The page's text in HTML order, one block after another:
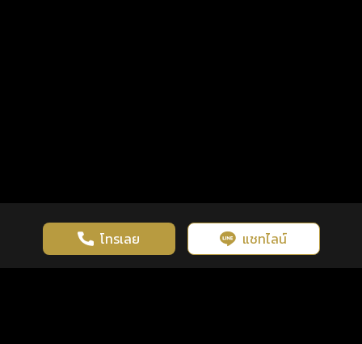
โทรเลย แชทไลน์
เว็บไซต์นี้มีการใช้งานคุกกี้ เพื่อเพิ่มประสิทธิภาพและประสบการณ์ที่ดี
ในการใช้งานเว็บไซต์ นโยบายความเป็นส่วนตัว
รู้ก่อน พร้อมกว่า ทุกจังหวะชีวิต คลิกดูดวงฟรี